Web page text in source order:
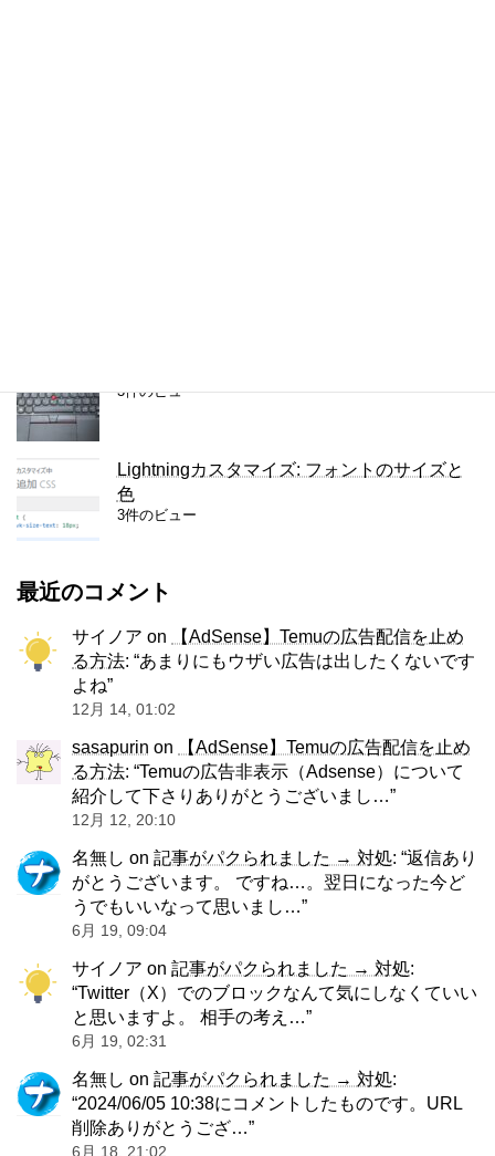
3件のビュー
Lightningカスタマイズ: フォントのサイズと
色
3件のビュー
最近のコメント
サイノア on
【AdSense】Temuの広告配信を止め
る方法: “あまりにもウザい広告は出したくないです
よね”
12月 14, 01:02
sasapurin on
【AdSense】Temuの広告配信を止め
る方法: “Temuの広告非表示（Adsense）について
紹介して下さりありがとうございまし…”
12月 12, 20:10
名無し on 記事がパクられました → 対処: “返信あり
がとうございます。 ですね…。翌日になった今ど
うでもいいなって思いまし…”
6月 19, 09:04
サイノア on 記事がパクられました → 対処:
“Twitter（X）でのブロックなんて気にしなくていい
と思いますよ。 相手の考え…”
6月 19, 02:31
名無し on 記事がパクられました → 対処:
“2024/06/05 10:38にコメントしたものです。URL
削除ありがとうござ…”
6月 18, 21:02